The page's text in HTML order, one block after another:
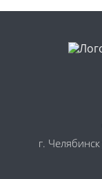
г. Челябинск